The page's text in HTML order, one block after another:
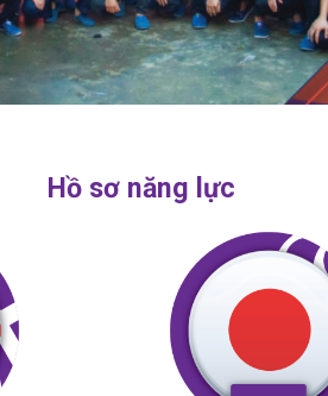
Hồ sơ năng lực